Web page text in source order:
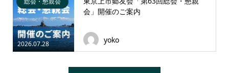
2026.07.28
会」開催のご案内
yoko